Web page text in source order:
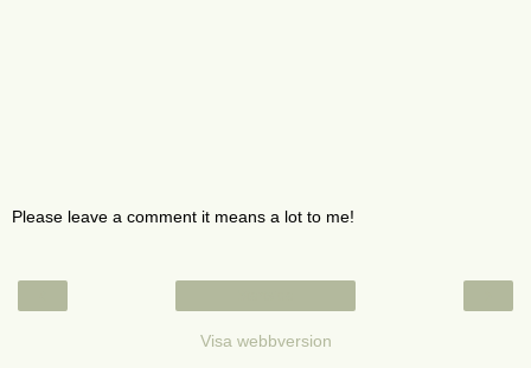
Please leave a comment it means a lot to me!
Visa webbversion